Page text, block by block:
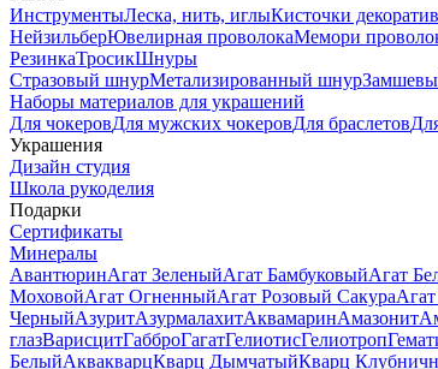
ИнструментыЛеска, нить, иглыКисточки
НейзильберЮвелирная проволокаМемори
РезинкаТросикШнуры
Стразовый шнурМетализированный шнур
Наборы материалов для украшений
Для чокеровДля мужских чокеровДля браслетов
Украшения
Дизайн студия
Школа рукоделия
Подарки
Сертификаты
Минералы
АвантюринАгат ЗеленыйАгат БамбуковыйАгат
МоховойАгат ОгненныйАгат Розовый Сакура
ЧерныйАзуритАзурмалахитАквамаринАмазонит
глазВарисцитГабброГагатГелиотисГелиотроп
БелыйАквакварцКварц ДымчатыйКварц